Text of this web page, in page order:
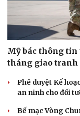
Làm đẹp - giảm cân
Phòng mạch online
Ăn sạch sống khỏe
Mỹ bác thông tin
tháng giao
Phê duyệt Kế
an ninh cho đối
Bế mạc Vòng